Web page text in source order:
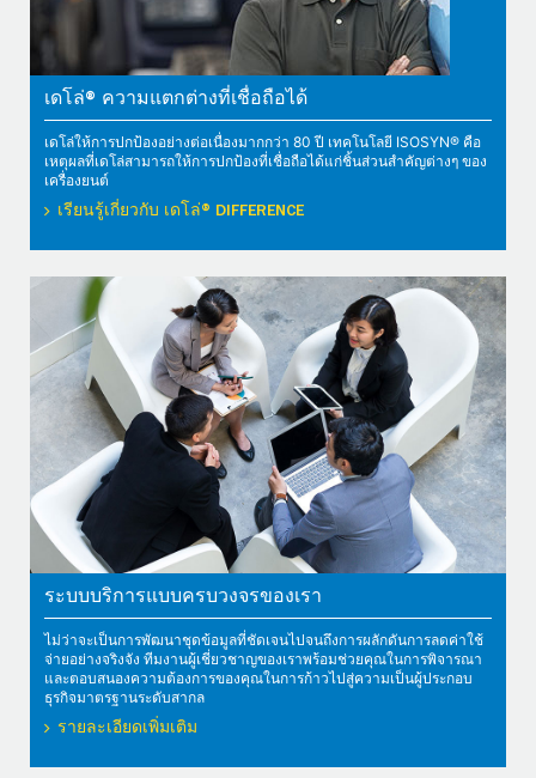
เดโล่® ความแตกต่างที่เชื่อถือได้
เดโล่ให้การปกป้องอย่างต่อเนื่องมากกว่า 80 ปี เทคโนโลยี ISOSYN® คือ
เหตุผลที่เดโล่สามารถให้การปกป้องที่เชื่อถือได้แก่ชิ้นส่วนสำคัญต่างๆ ของ
เครื่องยนต์
เรียนรู้เกี่ยวกับ เดโล่® DIFFERENCE
ระบบบริการแบบครบวงจรของเรา
ไม่ว่าจะเป็นการพัฒนาชุดข้อมูลที่ชัดเจนไปจนถึงการผลักดันการลดค่าใช้
จ่ายอย่างจริงจัง ทีมงานผู้เชี่ยวชาญของเราพร้อมช่วยคุณในการพิจารณา
และตอบสนองความต้องการของคุณในการก้าวไปสู่ความเป็นผู้ประกอบ
ธุรกิจมาตรฐานระดับสากล
รายละเอียดเพิ่มเติม